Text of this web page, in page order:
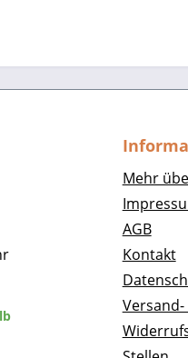
Mehr
AGB
Kontakt